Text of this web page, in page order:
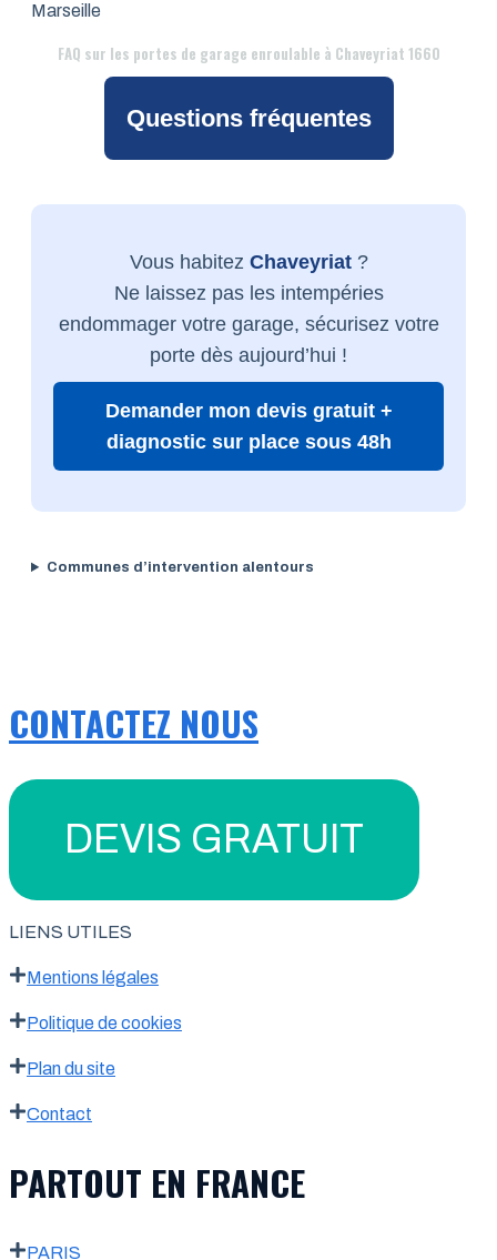
Marseille
FAQ sur les portes de garage enroulable à Chaveyriat 1660
Questions fréquentes
Vous habitez Chaveyriat?
Ne laissez pas les intempéries
endommager votre garage, sécurisez votre
porte dès aujourd’hui !
Demander mon devis gratuit +
diagnostic sur place sous 48h
Communes d’intervention alentours
CONTACTEZ NOUS
DEVIS GRATUIT
LIENS UTILES
Mentions légales
Politique de cookies
Plan du site
Contact
PARTOUT EN FRANCE
PARIS